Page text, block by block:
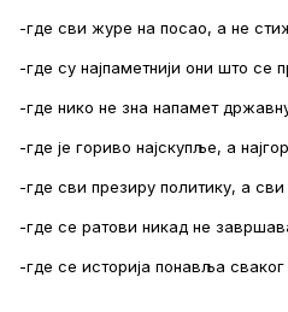
-где сви журе на посао, а не
-где су најпаметнији они што се
-где нико не зна напамет
-где је гориво најскупље, а
-где сви презиру политику, а
-где се ратови никад не
-где се историја понавља сваког